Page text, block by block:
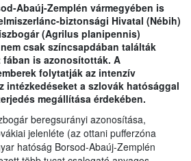
Abaúj-Zemplén vármegyében is
biztonsági Hivatal (Nébih)
(Agrilus planipennis)
csak színcsapdában találták
fában is azonosították. A
folytatják az intenzív
intézkedéseket a szlovák hatósággal
megállítása érdekében.
beregsurányi azonosítása,
jelenléte (az ottani pufferzóna
hatóság Borsod-Abaúj-Zemplén